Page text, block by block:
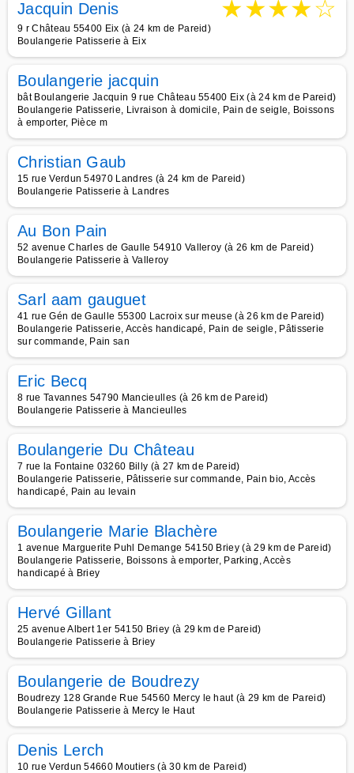
Jacquin Denis ★★★★☆
9 r Château 55400 Eix (à 24 km de Pareid)
Boulangerie Patisserie à Eix
Boulangerie jacquin
bât Boulangerie Jacquin 9 rue Château 55400 Eix (à 24 km de Pareid)
Boulangerie Patisserie, Livraison à domicile, Pain de seigle, Boissons
à emporter, Pièce m
Christian Gaub
15 rue Verdun 54970 Landres (à 24 km de Pareid)
Boulangerie Patisserie à Landres
Au Bon Pain
52 avenue Charles de Gaulle 54910 Valleroy (à 26 km de Pareid)
Boulangerie Patisserie à Valleroy
Sarl aam gauguet
41 rue Gén de Gaulle 55300 Lacroix sur meuse (à 26 km de Pareid)
Boulangerie Patisserie, Accès handicapé, Pain de seigle, Pâtisserie
sur commande, Pain san
Eric Becq
8 rue Tavannes 54790 Mancieulles (à 26 km de Pareid)
Boulangerie Patisserie à Mancieulles
Boulangerie Du Château
7 rue la Fontaine 03260 Billy (à 27 km de Pareid)
Boulangerie Patisserie, Pâtisserie sur commande, Pain bio, Accès
handicapé, Pain au levain
Boulangerie Marie Blachère
1 avenue Marguerite Puhl Demange 54150 Briey (à 29 km de Pareid)
Boulangerie Patisserie, Boissons à emporter, Parking, Accès
handicapé à Briey
Hervé Gillant
25 avenue Albert 1er 54150 Briey (à 29 km de Pareid)
Boulangerie Patisserie à Briey
Boulangerie de Boudrezy
Boudrezy 128 Grande Rue 54560 Mercy le haut (à 29 km de Pareid)
Boulangerie Patisserie à Mercy le Haut
Denis Lerch
10 rue Verdun 54660 Moutiers (à 30 km de Pareid)